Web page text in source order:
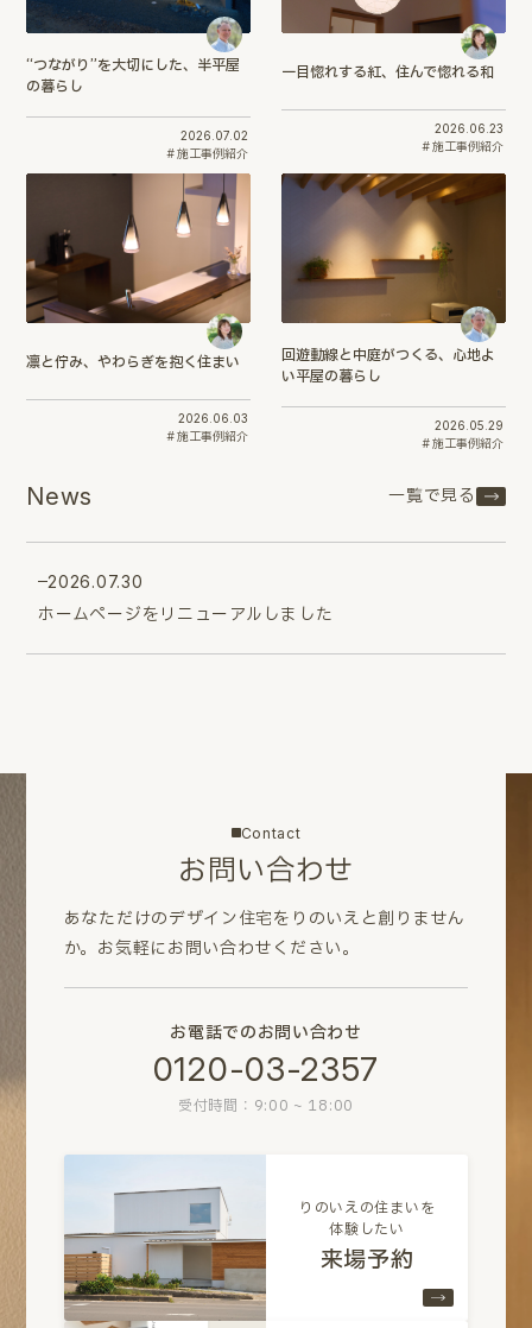
“つながり”を大切にした、半平屋
の暮らし
2026.07.02
施工事例紹介
一目惚れする紅、住んで惚れる和
2026.06.23
施工事例紹介
凛と佇み、やわらぎを抱く住まい
2026.06.03
施工事例紹介
回遊動線と中庭がつくる、心地よ
い平屋の暮らし
2026.05.29
施工事例紹介
News 一覧で見る
2026.07.30
ホームページをリニューアルしました
Contact
お問い合わせ
あなただけのデザイン住宅をりのいえと創りません
か。 お気軽にお問い合わせください。
お電話でのお問い合わせ
0120-03-2357
受付時間：9:00 ~ 18:00
りのいえの住まいを
体験したい
来場予約